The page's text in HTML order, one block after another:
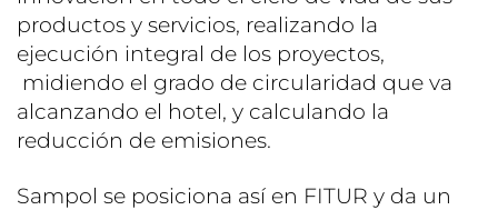
productos y servicios, realizando la
ejecución integral de los proyectos,
midiendo el grado de circularidad que va
alcanzando el hotel, y calculando la
reducción de emisiones.
Sampol se posiciona así en FITUR y da un